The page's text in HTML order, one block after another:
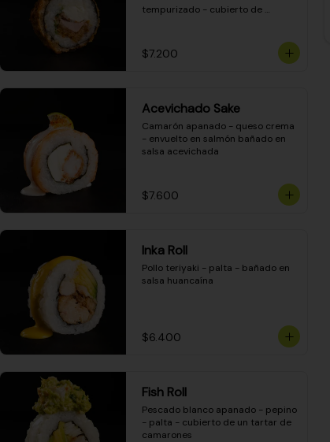
tempurizado - cubierto de
$7.200
Acevichado Sake
Camarón apanado - queso crema
- envuelto en salmón bañado en
salsa acevichada
$7.600
Inka Roll
Pollo teriyaki - palta - bañado en
salsa huancaína
$6.400
Fish Roll
Pescado blanco apanado - pepino
- palta - cubierto de un tartar de
camarones